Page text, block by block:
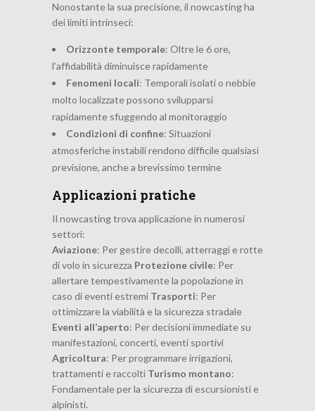
Nonostante la sua precisione, il nowcasting ha
dei limiti intrinseci:
Orizzonte temporale: Oltre le 6 ore,
l’affidabilità diminuisce rapidamente
Fenomeni locali: Temporali isolati o nebbie
molto localizzate possono svilupparsi
rapidamente sfuggendo al monitoraggio
Condizioni di confine: Situazioni
atmosferiche instabili rendono difficile qualsiasi
previsione, anche a brevissimo termine
Applicazioni pratiche
Il nowcasting trova applicazione in numerosi
settori:
Aviazione: Per gestire decolli, atterraggi e rotte
di volo in sicurezza Protezione civile: Per
allertare tempestivamente la popolazione in
caso di eventi estremi Trasporti: Per
ottimizzare la viabilità e la sicurezza stradale
Eventi all’aperto: Per decisioni immediate su
manifestazioni, concerti, eventi sportivi
Agricoltura: Per programmare irrigazioni,
trattamenti e raccolti Turismo montano:
Fondamentale per la sicurezza di escursionisti e
alpinisti.